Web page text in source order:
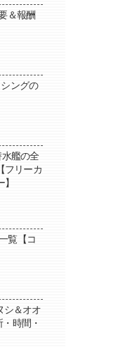
＆報酬
ングの
水艦の全
フリーカ
覧【コ
シ＆オオ
時間・